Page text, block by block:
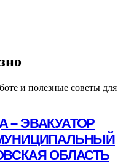
и полезные советы для
– ЭВАКУАТОР
ОБЛАСТЬ